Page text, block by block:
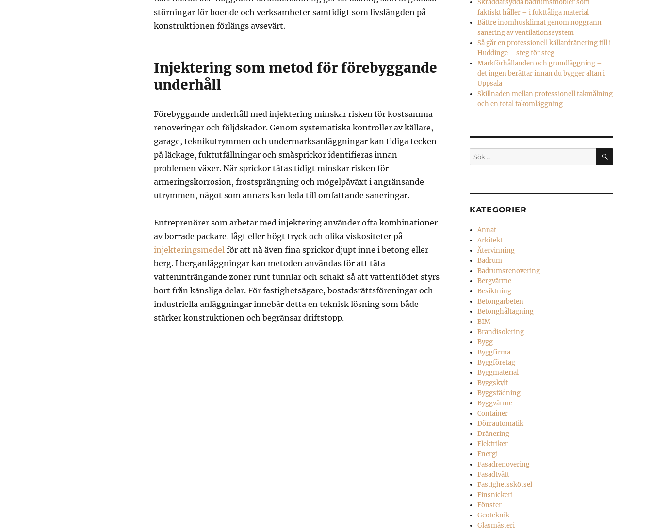
störningar för boende och verksamheter samtidigt som livslängden på
konstruktionen förlängs avsevärt.
Injektering som metod för förebyggande
underhåll
Förebyggande underhåll med injektering minskar risken för kostsamma
renoveringar och följdskador. Genom systematiska kontroller av källare,
garage, teknikutrymmen och undermarksanläggningar kan tidiga tecken
på läckage, fuktutfällningar och småsprickor identifieras innan
problemen växer. När sprickor tätas tidigt minskar risken för
armeringskorrosion, frostsprängning och mögelpåväxt i angränsande
utrymmen, något som annars kan leda till omfattande saneringar.
Entreprenörer som arbetar med injektering använder ofta kombinationer
av borrade packare, lågt eller högt tryck och olika viskositeter på
injekteringsmedel för att nå även fina sprickor djupt inne i betong eller
berg. I berganläggningar kan metoden användas för att täta
vatteninträngande zoner runt tunnlar och schakt så att vattenflödet styrs
bort från känsliga delar. För fastighetsägare, bostadsrättsföreningar och
industriella anläggningar innebär detta en teknisk lösning som både
stärker konstruktionen och begränsar driftstopp.
Skräddarsydda badrumsmöbler som
faktiskt håller – i fukttåliga material
Bättre inomhusklimat genom noggrann
sanering av ventilationssystem
Så går en professionell källardränering till i
Huddinge – steg för steg
Markförhållanden och grundläggning –
det ingen berättar innan du bygger altan i
Uppsala
Skillnaden mellan professionell takmålning
och en total takomläggning
Sök
efter:
SÖK
KATEGORIER
Annat
Arkitekt
Återvinning
Badrum
Badrumsrenovering
Bergvärme
Besiktning
Betongarbeten
Betonghåltagning
BIM
Brandisolering
Bygg
Byggfirma
Byggföretag
Byggmaterial
Byggskylt
Byggstädning
Byggvärme
Container
Dörrautomatik
Dränering
Elektriker
Energi
Fasadrenovering
Fasadtvätt
Fastighetsskötsel
Finsnickeri
Fönster
Geoteknik
Glasmästeri